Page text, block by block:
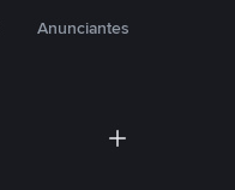
Anunciantes